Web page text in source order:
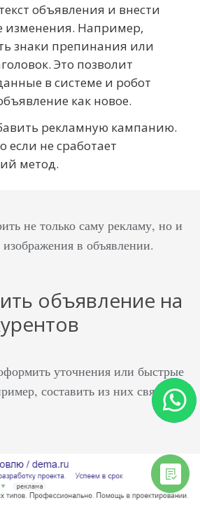
объявления и внести
изменения. Например,
знаки препинания или
Это позволит
в системе и робот
как новое.
рекламную кампанию.
если не сработает
метод.
не только саму рекламу, но и
в объявлении.
объявление на
уточнения или быстрые
составить из них связный